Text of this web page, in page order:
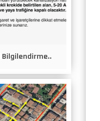
Bilgilendirme..